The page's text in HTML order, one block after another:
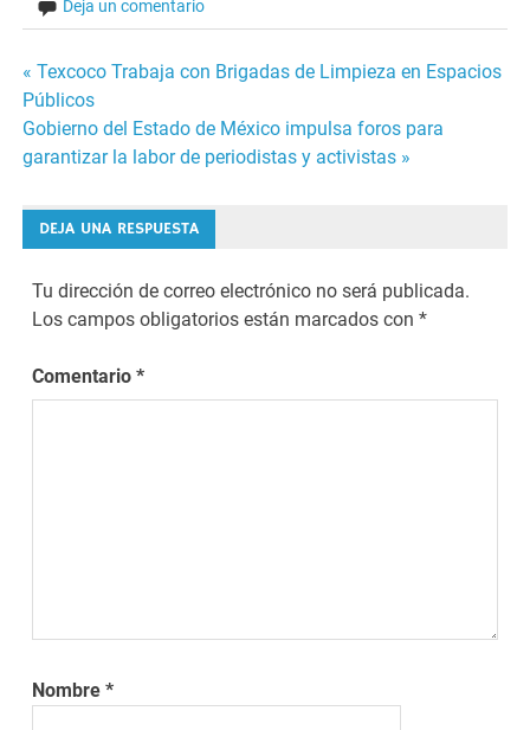
Deja un comentario
Navegación
de
entradas
« Texcoco Trabaja con Brigadas de Limpieza en Espacios
Públicos
Gobierno del Estado de México impulsa foros para
garantizar la labor de periodistas y activistas »
DEJA UNA RESPUESTA
Tu dirección de correo electrónico no será publicada.
Los campos obligatorios están marcados con*
Comentario*
Nombre*